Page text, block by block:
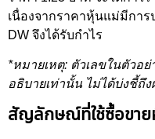
เนื่องจากราคาหุ้นแม่มีกา
DW จึงได้รับกำไร
*หมายเหตุ: ตัวเลขในตัวอ
อธิบายเท่านั้น ไม่ได้บ่งชี้ถึ
สัญลักษณ์ที่ใช้ซื้อขาย